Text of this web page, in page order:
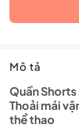
Mô tả
Quần
Thoải mái
thể thao